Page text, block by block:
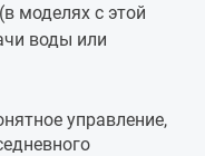
моделях с этой
воды или
управление,